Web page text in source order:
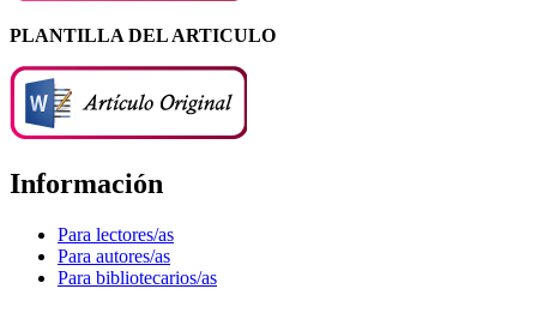
PLANTILLA DEL ARTICULO
Información
Para lectores/as
Para autores/as
Para bibliotecarios/as